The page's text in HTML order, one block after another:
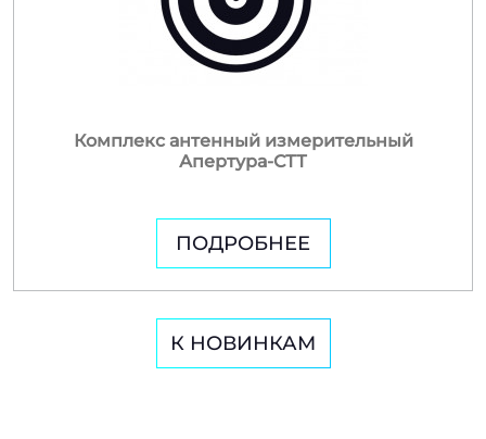
Комплекс антенный измерительный
Апертура-СТТ
ПОДРОБНЕЕ
К НОВИНКАМ